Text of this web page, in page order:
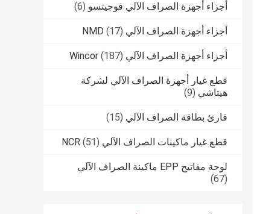
أجزاء أجهزة الصراف الآلي فوجيتسو (6)
أجزاء أجهزة الصراف الآلي NMD (17)
أجزاء أجهزة الصراف الآلي Wincor (187)
قطع غيار أجهزة الصراف الآلي لشركة
هيتاشي (9)
قارئ بطاقة الصراف الآلي (15)
قطع غيار ماكينات الصراف الآلي NCR (51)
لوحة مفاتيح EPP ماكينة الصراف الآلي
(67)